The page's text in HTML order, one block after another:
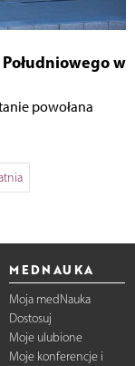
w
powołana
MEDNAUKA
Moja medNauka
Dostosuj
Moje ulubione
Moje konferencje i